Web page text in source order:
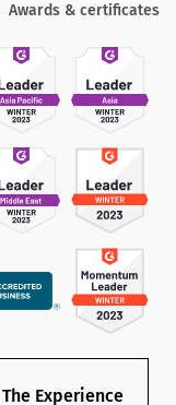
Awards & certificates
The Experience